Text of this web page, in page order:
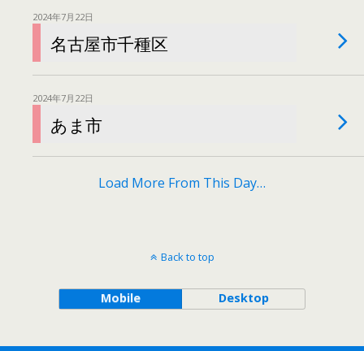
2024年7月22日
名古屋市千種区
2024年7月22日
あま市
Load More From This Day…
Back to top
Mobile Desktop